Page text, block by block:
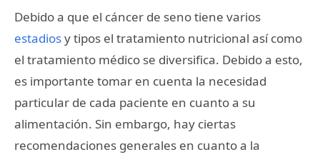
Debido a que el cáncer de seno tiene varios
estadiosy tipos el tratamiento nutricional así como
el tratamiento médico se diversifica. Debido a esto,
es importante tomar en cuenta la necesidad
particular de cada paciente en cuanto a su
alimentación. Sin embargo, hay ciertas
recomendaciones generales en cuanto a la